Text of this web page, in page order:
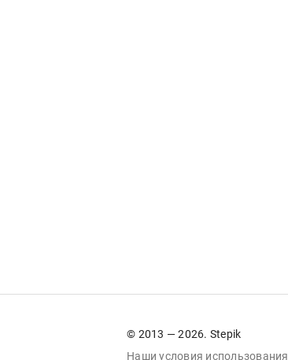
© 2013 — 2026. Stepik
Наши условия использования